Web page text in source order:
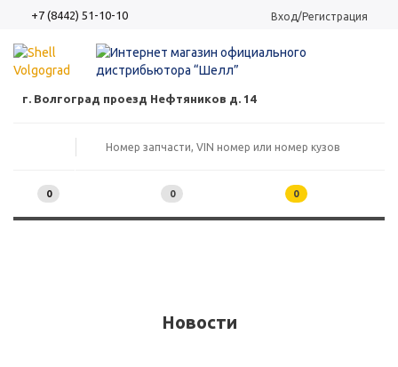
+7 (8442) 51-10-10 Вход/Регистрация
г. Волгоград проезд Нефтяников д. 14
0 0 0
Новости